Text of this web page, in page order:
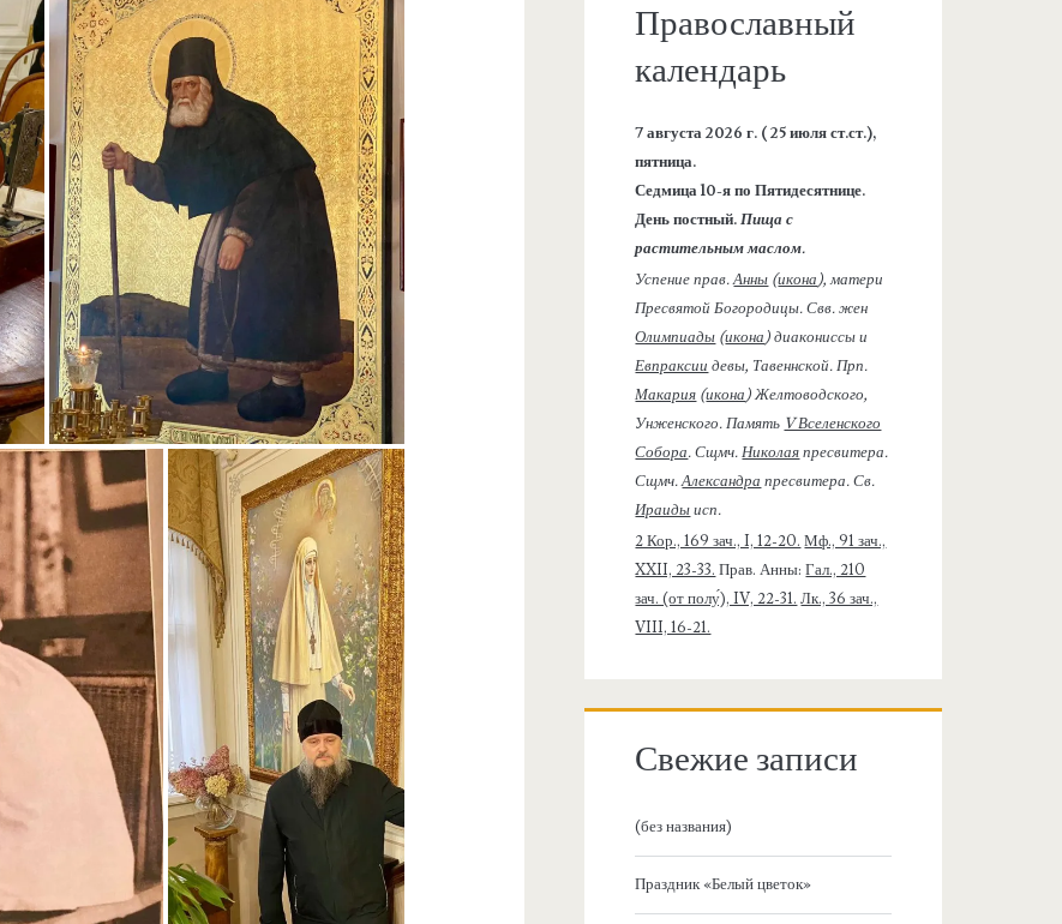
Православный
календарь
7 августа 2026 г. ( 25 июля ст.ст.),
пятница.
Седмица 10-я по Пятидесятнице.
День постный.Пища с
растительным маслом.
Успение прав.Анны (икона), матери
Пресвятой Богородицы. Свв. жен
Олимпиады (икона) диакониссы и
Евпраксии девы, Тавеннской. Прп.
Макария (икона) Желтоводского,
Унженского. Память V Вселенского
Собора. Сщмч.Николаяпресвитера.
Сщмч.Александра пресвитера. Св.
Ираидыисп.
2 Кор., 169 зач., I, 12-20. Мф., 91 зач.,
XXII, 23-33. Прав. Анны:Гал., 210
зач. (от полу́), IV, 22-31. Лк., 36 зач.,
VIII, 16-21.
Свежие записи
(без названия)
Праздник «Белый цветок»